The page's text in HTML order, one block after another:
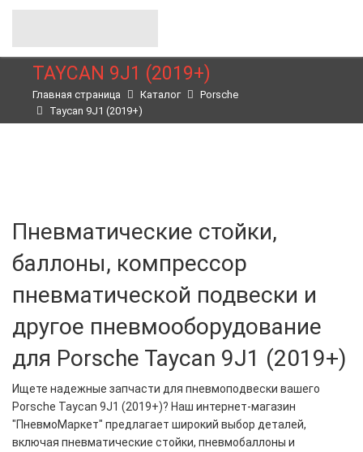
TAYCAN 9J1 (2019+)
Главная страница Каталог
Porsche
Taycan 9J1 (2019+)
Пневматические стойки,
баллоны, компрессор
пневматической подвески и
другое пневмооборудование
для Porsche Taycan 9J1 (2019+)
Ищете надежные запчасти для пневмоподвески вашего
Porsche Taycan 9J1 (2019+)? Наш интернет-магазин
"ПневмоМаркет" предлагает широкий выбор деталей,
включая пневматические стойки, пневмобаллоны и